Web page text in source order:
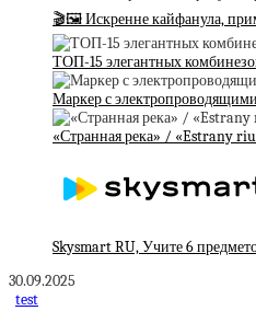
🎬🖼 Искренне кайфанула,
ТОП-15 элегантных
Маркер с
«Странная река» / «Estrany
Skysmart RU, Учите 6
30.09.2025
test